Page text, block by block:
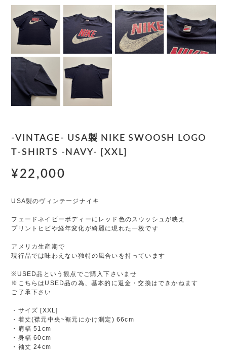
-VINTAGE- USA製 NIKE SWOOSH LOGO
T-SHIRTS -NAVY- [XXL]
¥22,000
USA製のヴィンテージナイキ
フェードネイビーボディーにレッド色のスウッシュが映え
プリントヒビや経年変化が綺麗に現れた一枚です
アメリカ生産期で
現行品では味わえない独特の風合いを持っています
※USED品という観点でご購入下さいませ
※こちらはUSED品の為、基本的に返金・交換はできかねます
ご了承下さい
・サイズ [XXL]
・着丈(襟元中央~裾元にかけ測定) 66cm
・肩幅 51cm
・身幅 60cm
・袖丈 24cm